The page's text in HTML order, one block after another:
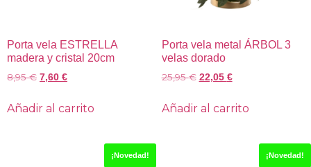
Porta vela ESTRELLA
madera y cristal 20cm
8,95€ 7,60 €
Añadir al carrito
Porta vela metal ÁRBOL 3
velas dorado
25,95€ 22,05 €
Añadir al carrito
¡Novedad! ¡Novedad!